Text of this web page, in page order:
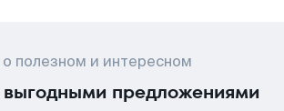
полезном и интересном
предложениями